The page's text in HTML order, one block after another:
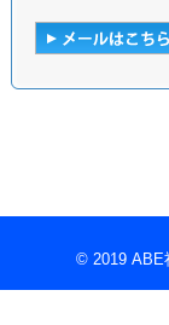
© 2019 ABE